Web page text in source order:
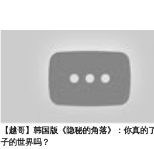
【越哥】韩国版《隐秘的角落》：你真的
子的世界吗？